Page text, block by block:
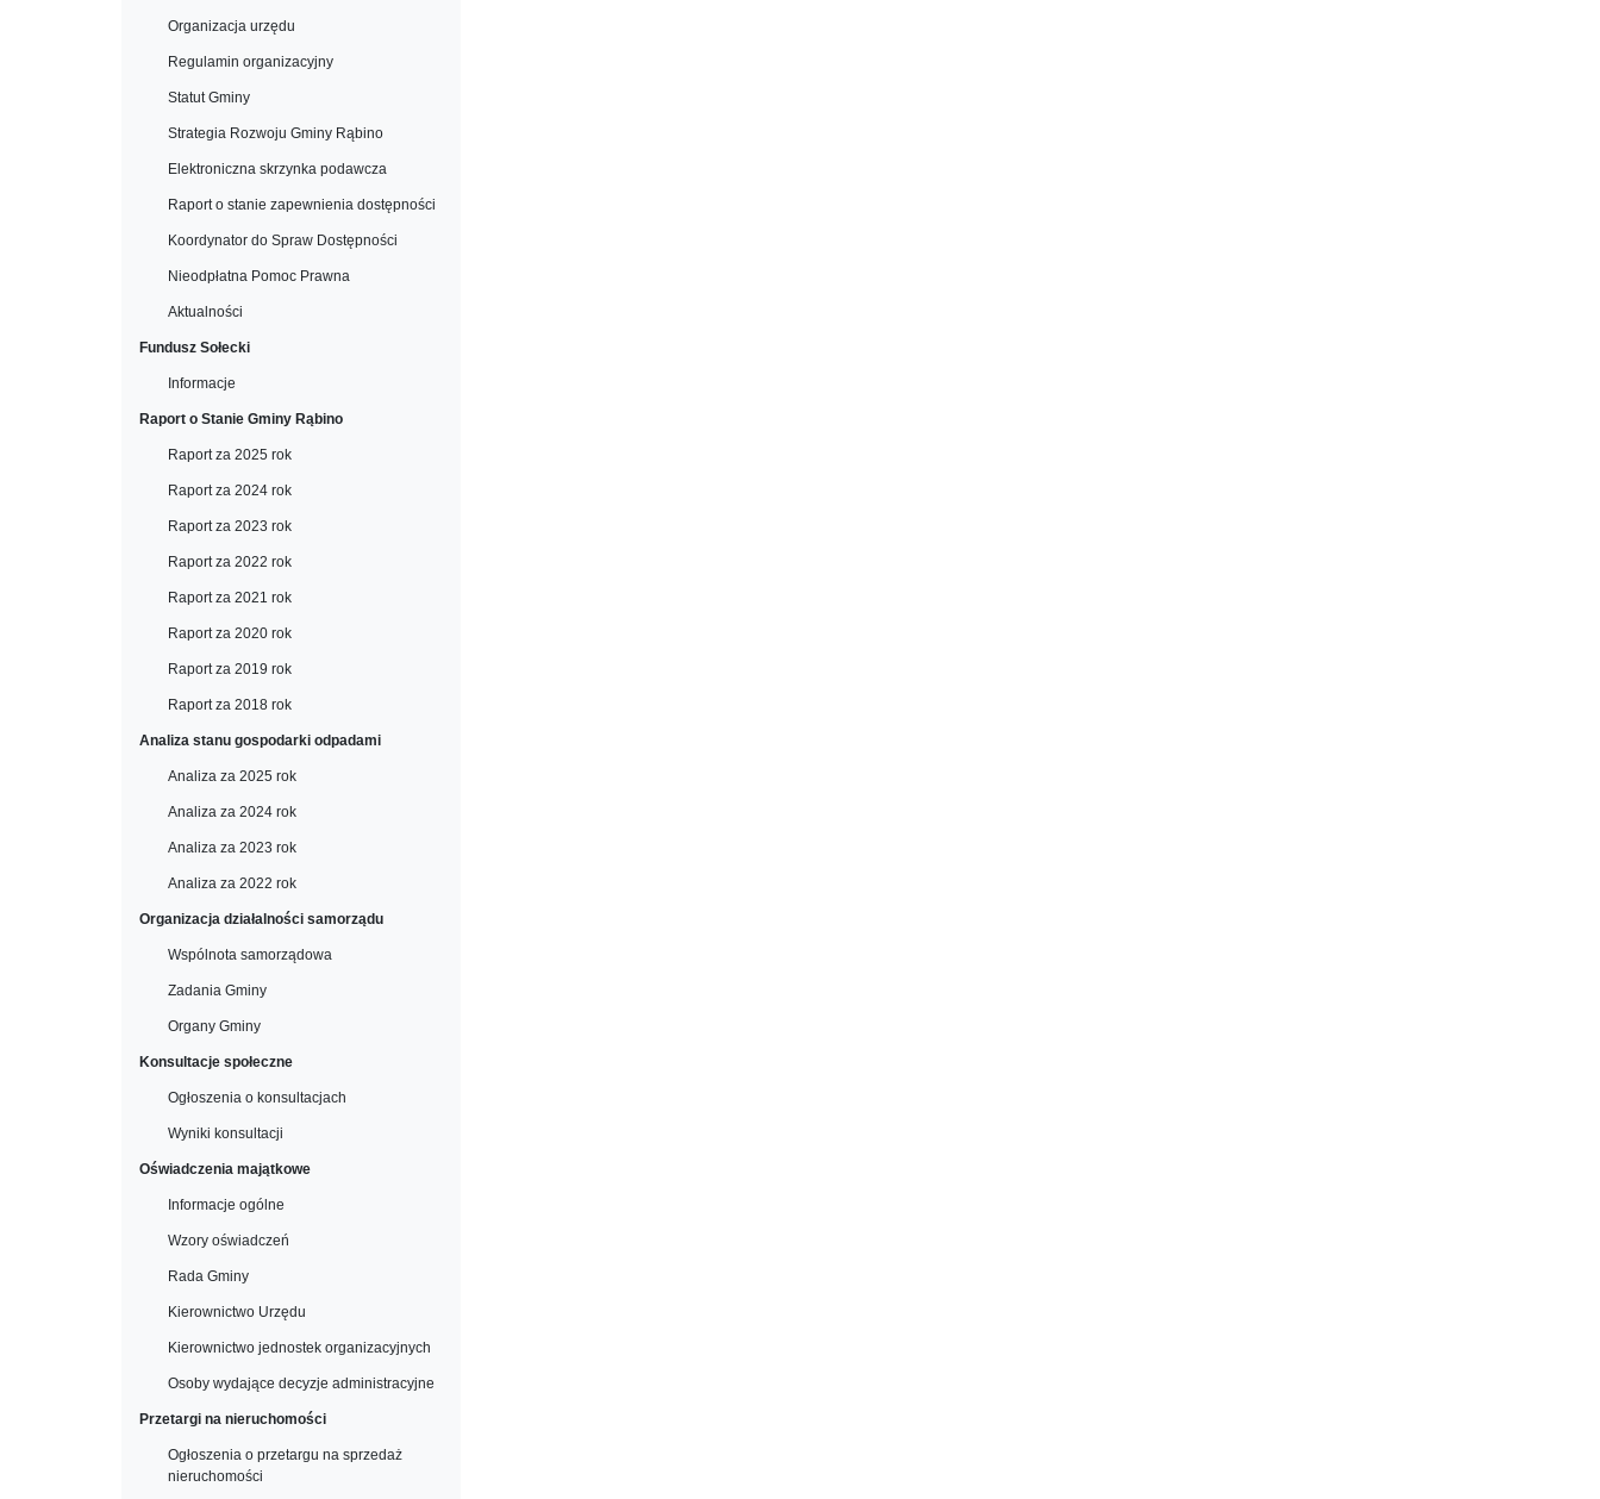
Organizacja urzędu
Regulamin organizacyjny
Statut Gminy
Strategia Rozwoju Gminy Rąbino
Elektroniczna skrzynka podawcza
Raport o stanie zapewnienia dostępności
Koordynator do Spraw Dostępności
Nieodpłatna Pomoc Prawna
Aktualności
Fundusz Sołecki
Informacje
Raport o Stanie Gminy Rąbino
Raport za 2025 rok
Raport za 2024 rok
Raport za 2023 rok
Raport za 2022 rok
Raport za 2021 rok
Raport za 2020 rok
Raport za 2019 rok
Raport za 2018 rok
Analiza stanu gospodarki odpadami
Analiza za 2025 rok
Analiza za 2024 rok
Analiza za 2023 rok
Analiza za 2022 rok
Organizacja działalności samorządu
Wspólnota samorządowa
Zadania Gminy
Organy Gminy
Konsultacje społeczne
Ogłoszenia o konsultacjach
Wyniki konsultacji
Oświadczenia majątkowe
Informacje ogólne
Wzory oświadczeń
Rada Gminy
Kierownictwo Urzędu
Kierownictwo jednostek organizacyjnych
Osoby wydające decyzje administracyjne
Przetargi na nieruchomości
Ogłoszenia o przetargu na sprzedaż
nieruchomości